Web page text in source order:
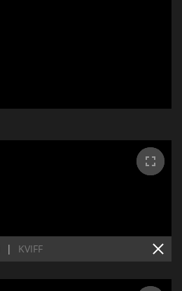
| KVIFF